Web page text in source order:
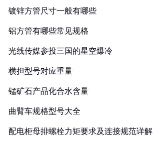
镀锌方管尺寸一般有哪些
铝方管有哪些常见规格
光线传媒参投三国的星空爆冷
横担型号对应重量
锰矿石产品化合水含量
曲臂车规格型号大全
配电柜母排螺栓力矩要求及连接规范详解